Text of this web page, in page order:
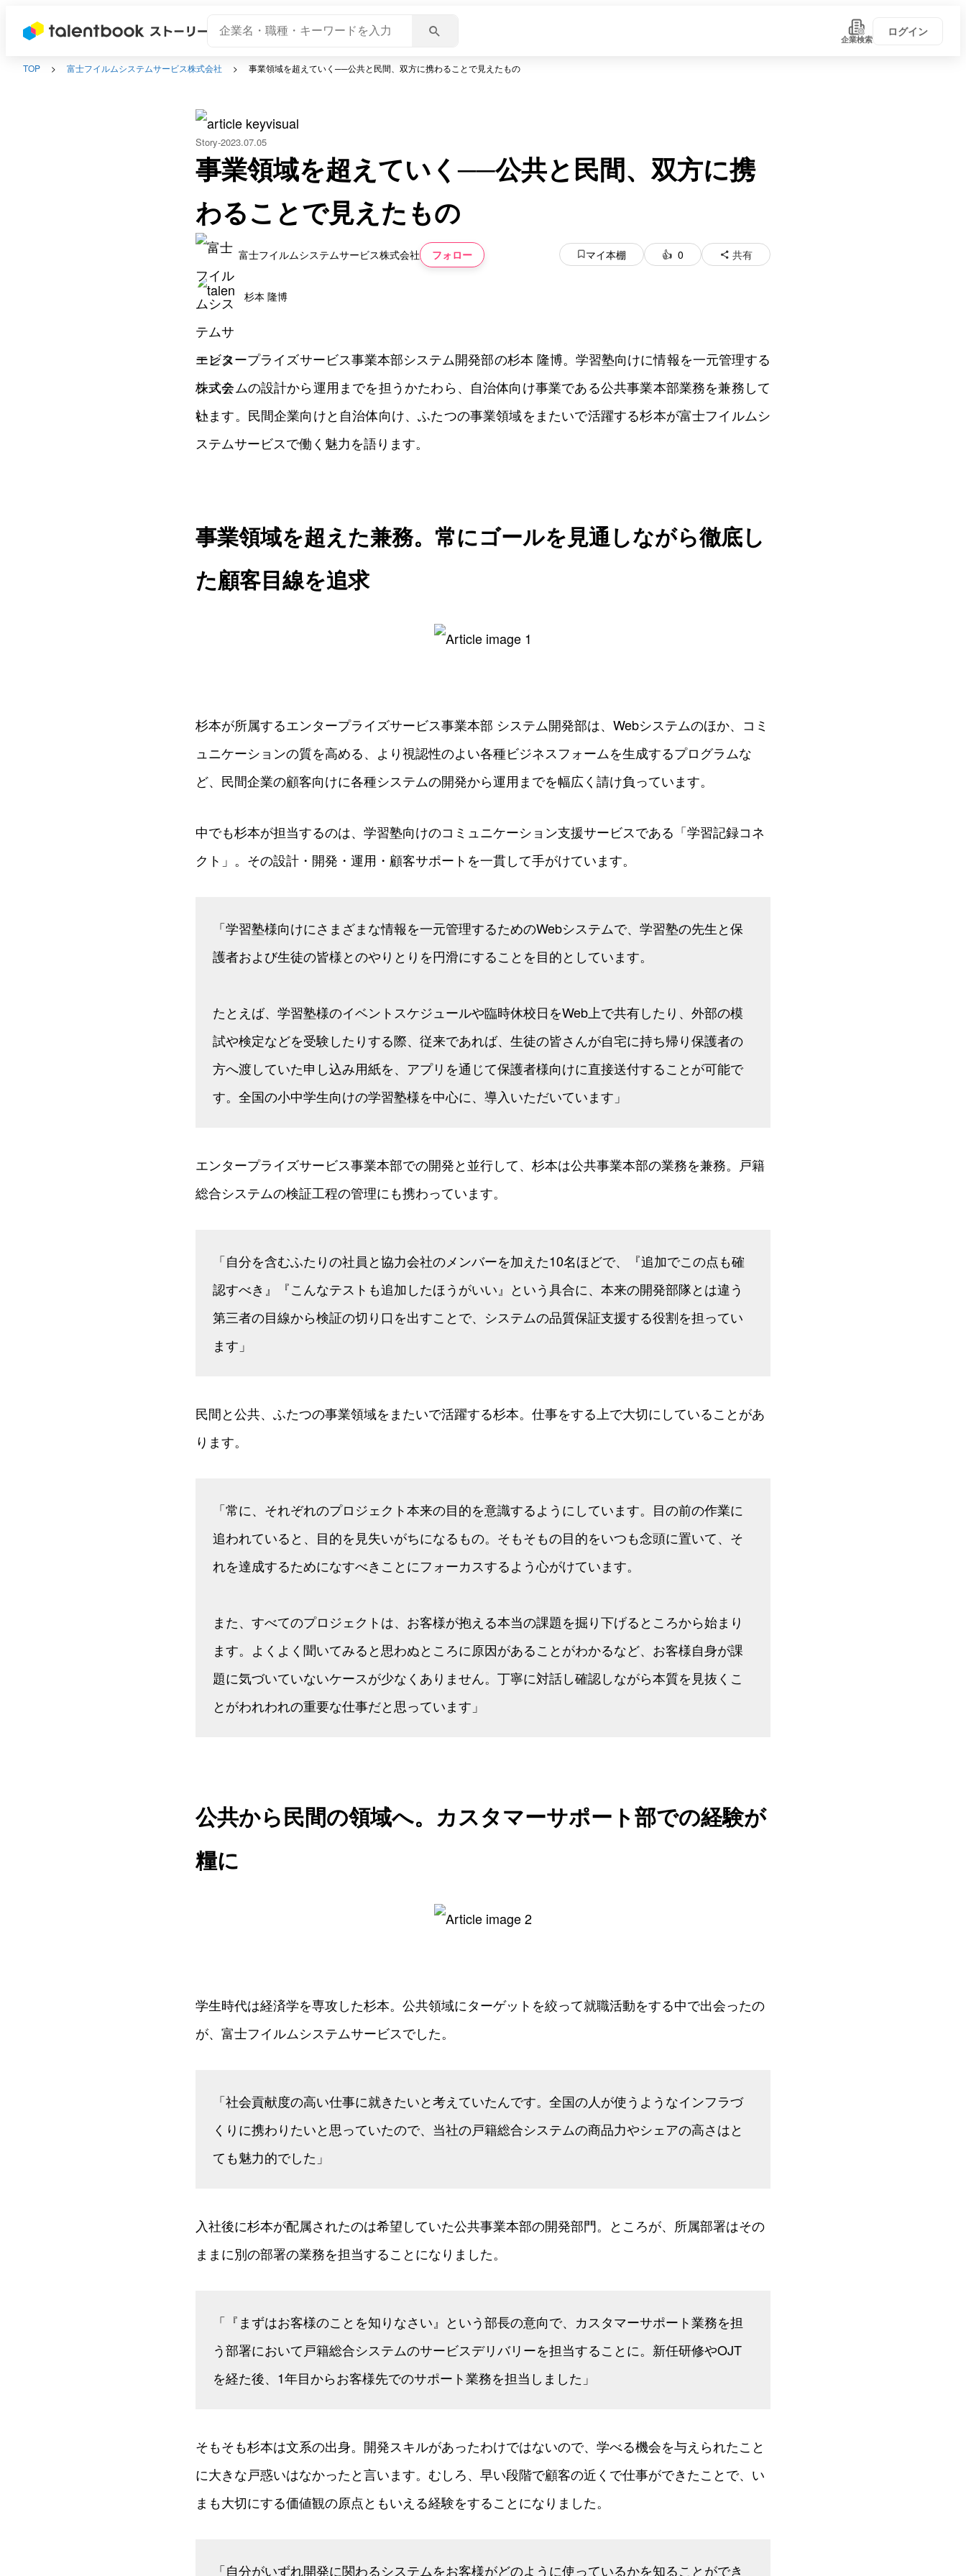
企業検索
ログイン
TOP 富士フイルムシステムサービス株式会社 事業領域を超えていく──公共と民間、双方に携わることで見えたもの
Story 2023.07.05
事業領域を超えていく──公共と民間、双方に携
わることで見えたもの
富士フイルムシステムサービス株式会社 フォロー マイ本棚 0 共有
杉本 隆博
エンタープライズサービス事業本部システム開発部の杉本 隆博。学習塾向けに情報を一元管理する
システムの設計から運用までを担うかたわら、自治体向け事業である公共事業本部業務を兼務して
います。民間企業向けと自治体向け、ふたつの事業領域をまたいで活躍する杉本が富士フイルムシ
ステムサービスで働く魅力を語ります。
事業領域を超えた兼務。常にゴールを見通しながら徹底し
た顧客目線を追求
杉本が所属するエンタープライズサービス事業本部 システム開発部は、Webシステムのほか、コミ
ュニケーションの質を高める、より視認性のよい各種ビジネスフォームを生成するプログラムな
ど、民間企業の顧客向けに各種システムの開発から運用までを幅広く請け負っています。
中でも杉本が担当するのは、学習塾向けのコミュニケーション支援サービスである「学習記録コネ
クト」。その設計・開発・運用・顧客サポートを一貫して手がけています。
「学習塾様向けにさまざまな情報を一元管理するためのWebシステムで、学習塾の先生と保
護者および生徒の皆様とのやりとりを円滑にすることを目的としています。
たとえば、学習塾様のイベントスケジュールや臨時休校日をWeb上で共有したり、外部の模
試や検定などを受験したりする際、従来であれば、生徒の皆さんが自宅に持ち帰り保護者の
方へ渡していた申し込み用紙を、アプリを通じて保護者様向けに直接送付することが可能で
す。全国の小中学生向けの学習塾様を中心に、導入いただいています」
エンタープライズサービス事業本部での開発と並行して、杉本は公共事業本部の業務を兼務。戸籍
総合システムの検証工程の管理にも携わっています。
「自分を含むふたりの社員と協力会社のメンバーを加えた10名ほどで、『追加でこの点も確
認すべき』『こんなテストも追加したほうがいい』という具合に、本来の開発部隊とは違う
第三者の目線から検証の切り口を出すことで、システムの品質保証支援する役割を担ってい
ます」
民間と公共、ふたつの事業領域をまたいで活躍する杉本。仕事をする上で大切にしていることがあ
ります。
「常に、それぞれのプロジェクト本来の目的を意識するようにしています。目の前の作業に
追われていると、目的を見失いがちになるもの。そもそもの目的をいつも念頭に置いて、そ
れを達成するためになすべきことにフォーカスするよう心がけています。
また、すべてのプロジェクトは、お客様が抱える本当の課題を掘り下げるところから始まり
ます。よくよく聞いてみると思わぬところに原因があることがわかるなど、お客様自身が課
題に気づいていないケースが少なくありません。丁寧に対話し確認しながら本質を見抜くこ
とがわれわれの重要な仕事だと思っています」
公共から民間の領域へ。カスタマーサポート部での経験が
糧に
学生時代は経済学を専攻した杉本。公共領域にターゲットを絞って就職活動をする中で出会ったの
が、富士フイルムシステムサービスでした。
「社会貢献度の高い仕事に就きたいと考えていたんです。全国の人が使うようなインフラづ
くりに携わりたいと思っていたので、当社の戸籍総合システムの商品力やシェアの高さはと
ても魅力的でした」
入社後に杉本が配属されたのは希望していた公共事業本部の開発部門。ところが、所属部署はその
ままに別の部署の業務を担当することになりました。
「『まずはお客様のことを知りなさい』という部長の意向で、カスタマーサポート業務を担
う部署において戸籍総合システムのサービスデリバリーを担当することに。新任研修やOJT
を経た後、1年目からお客様先でのサポート業務を担当しました」
そもそも杉本は文系の出身。開発スキルがあったわけではないので、学べる機会を与えられたこと
に大きな戸惑いはなかったと言います。むしろ、早い段階で顧客の近くで仕事ができたことで、い
まも大切にする価値観の原点ともいえる経験をすることになりました。
「自分がいずれ開発に関わるシステムをお客様がどのように使っているかを知ることができ